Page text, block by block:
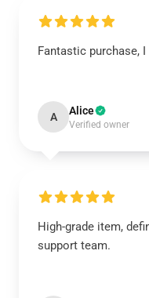
Fantastic purchase, I
A Alice
Verified owner
High-grade item,
support team.